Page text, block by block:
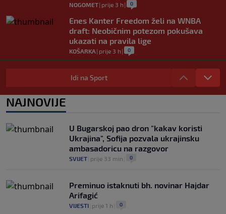
NOGOMET| prije 3 h | 0
Enes Kanter Freedom želi na WNBA
draft: Neobičnim potezom pokušava
ukazati na pravila lige
KOŠARKA | prije 3 h | 0
Jakirovićev Hull City doživio prvi poraz
na pripremama, bolji bio Eintracht
kombinacije heroina i kokaina
KOŠARKA prije 3 h 0
Idi na Sport
NAJNOVIJE
U Bugarskoj pao dron "kakav koristi
Ukrajina", Sofija pozvala ukrajinsku
ambasadoricu na razgovor
SVIJET prije 33 min 0
Preminuo istaknuti bh. novinar Hajdar
Arifagić
VIJESTI prije 1 h 0